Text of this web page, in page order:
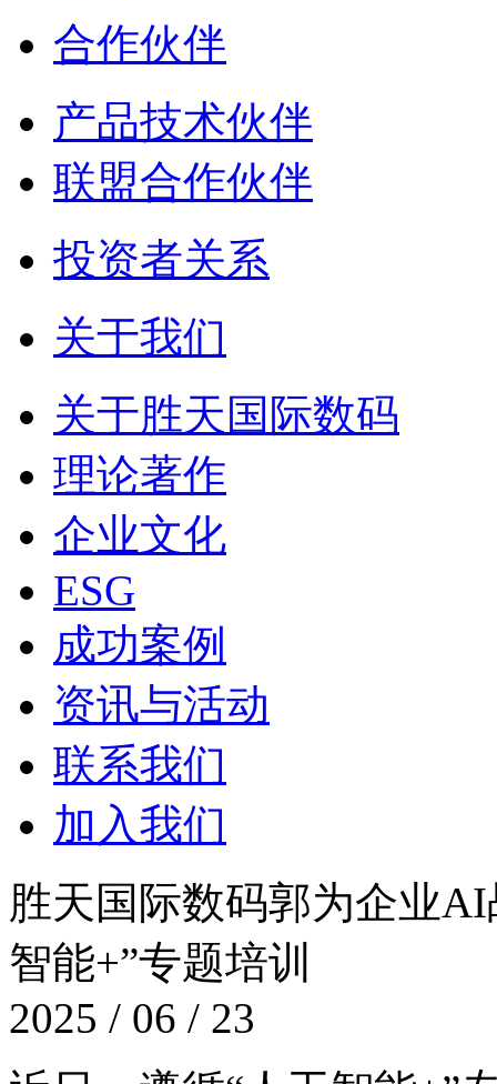
合作伙伴
产品技术伙伴
联盟合作伙伴
投资者关系
关于我们
关于胜天国际数码
理论著作
企业文化
ESG
成功案例
资讯与活动
联系我们
加入我们
胜天国际数码郭为企业AI
智能+”专题培训
2025 / 06 / 23